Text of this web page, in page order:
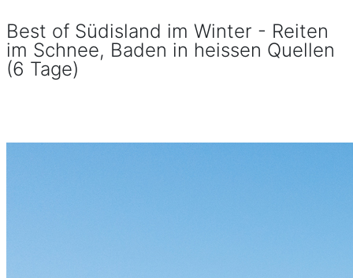
Best of Südisland im Winter - Reiten
im Schnee, Baden in heissen Quellen
(6 Tage)